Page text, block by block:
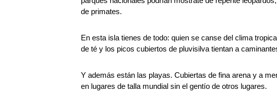
de primates.
En esta isla tienes de todo: quien se canse del clima
de té y los picos cubiertos de pluvisilva tientan a
Y además están las playas. Cubiertas de fina arena y a
en lugares de talla mundial sin el gentío de otros lugares.